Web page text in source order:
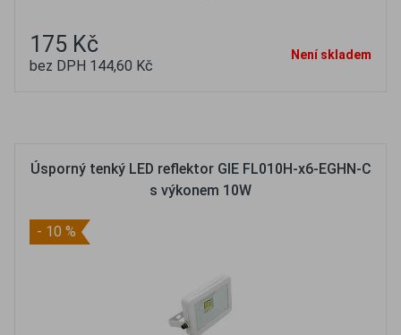
175 Kč
bez DPH 144,60 Kč
Není skladem
Úsporný tenký LED reflektor GIE FL010H-x6-EGHN-C
s výkonem 10W
- 10 %